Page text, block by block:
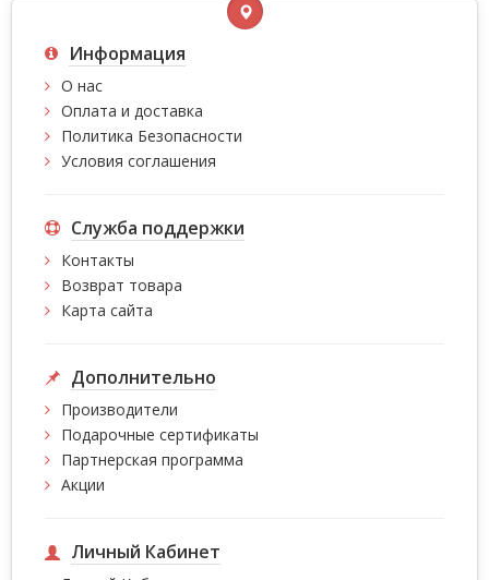
Информация
О нас
Оплата и доставка
Политика Безопасности
Условия соглашения
Служба поддержки
Контакты
Возврат товара
Карта сайта
Дополнительно
Производители
Подарочные сертификаты
Партнерская программа
Акции
Личный Кабинет